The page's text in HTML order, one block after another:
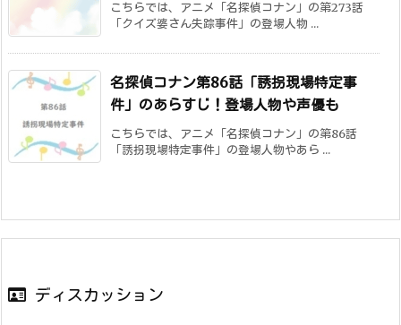
こちらでは、アニメ「名探偵コナン」の第273話
「クイズ婆さん失踪事件」の登場人物 ...
名探偵コナン第86話「誘拐現場特定事
件」のあらすじ！登場人物や声優も
こちらでは、アニメ「名探偵コナン」の第86話
「誘拐現場特定事件」の登場人物やあら ...
ディスカッション